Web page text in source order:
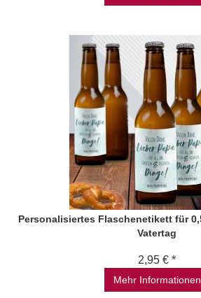
Personalisiertes Flaschenetikett für
Vatertag
2,95 € *
Mehr Informationen